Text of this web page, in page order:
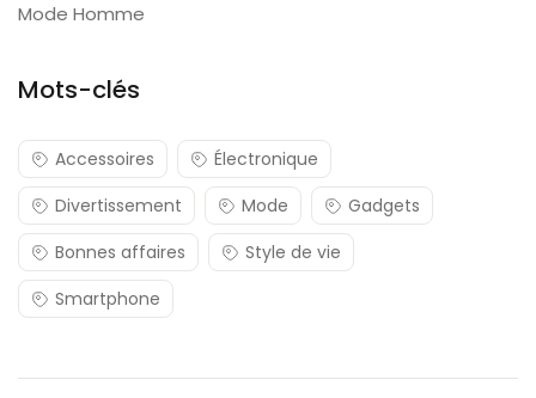
Mode Homme
Mots-clés
Accessoires
Électronique
Divertissement
Mode
Gadgets
Bonnes affaires
Style de vie
Smartphone